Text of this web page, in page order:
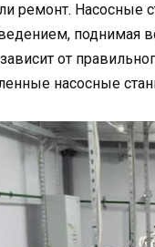
ремонт. Насосные
поднимая
от
насосные